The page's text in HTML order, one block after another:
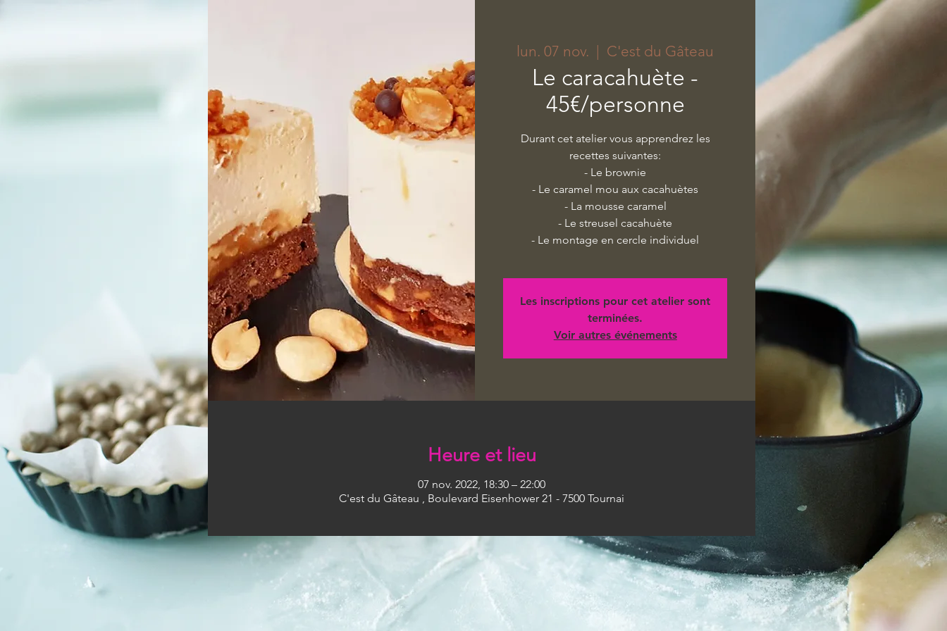
lun. 07 nov.
  |
C'est du Gâteau
Le caracahuète -
45€/personne
Durant cet atelier vous apprendrez les
recettes suivantes:
- Le brownie
- Le caramel mou aux cacahuètes
- La mousse caramel
- Le streusel cacahuète
- Le montage en cercle individuel
Les inscriptions pour cet atelier sont
terminées.
Voir autres événements
Heure et lieu
07 nov. 2022, 18:30 – 22:00
C'est du Gâteau , Boulevard Eisenhower 21 - 7500 Tournai